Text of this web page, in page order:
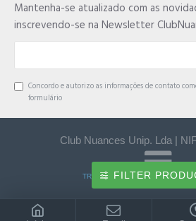
Mantenha-se atualizado com as
inscrevendo-se na Newsletter
Concordo e autorizo as informações de contato
formulário
Club Nuances Unip. Lda |
TRANSFERÊNCIA BANCÁRIA e
FILTER